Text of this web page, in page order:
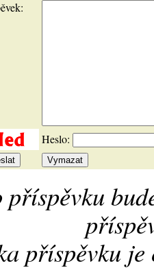
Heslo:
příspěvku
příspěvku je